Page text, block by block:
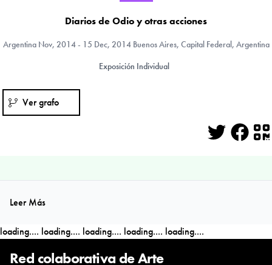
Diarios de Odio y otras acciones
ArgentinaNov, 2014 - 15 Dec, 2014 Buenos Aires, Capital Federal, Argentina
Exposición Individual
Ver grafo
Leer Más
loading.... loading.... loading.... loading.... loading....
Red colaborativa de Arte